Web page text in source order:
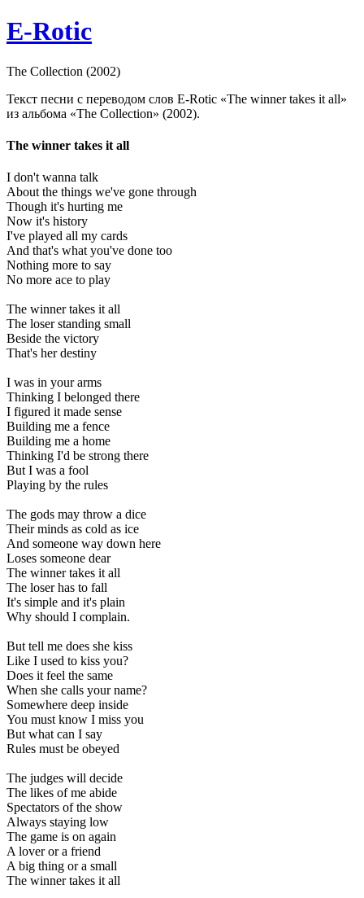
E-Rotic
The Collection (2002)
Текст песни с переводом слов E-Rotic «The winner takes it all»
из альбома «The Collection» (2002).
The winner takes it all
I don't wanna talk
About the things we've gone through
Though it's hurting me
Now it's history
I've played all my cards
And that's what you've done too
Nothing more to say
No more ace to play
The winner takes it all
The loser standing small
Beside the victory
That's her destiny
I was in your arms
Thinking I belonged there
I figured it made sense
Building me a fence
Building me a home
Thinking I'd be strong there
But I was a fool
Playing by the rules
The gods may throw a dice
Their minds as cold as ice
And someone way down here
Loses someone dear
The winner takes it all
The loser has to fall
It's simple and it's plain
Why should I complain.
But tell me does she kiss
Like I used to kiss you?
Does it feel the same
When she calls your name?
Somewhere deep inside
You must know I miss you
But what can I say
Rules must be obeyed
The judges will decide
The likes of me abide
Spectators of the show
Always staying low
The game is on again
A lover or a friend
A big thing or a small
The winner takes it all